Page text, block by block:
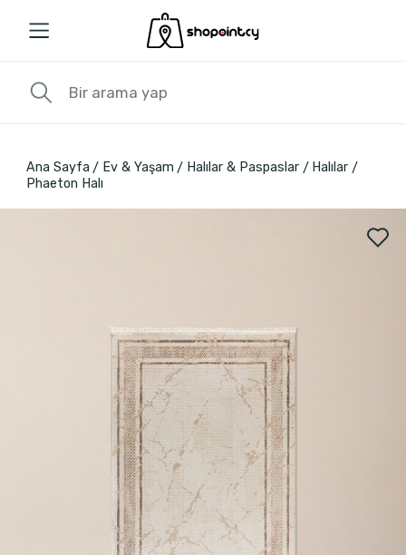
Ana Sayfa Ev & Yaşam Halılar & Paspaslar
Halılar
Phaeton Halı